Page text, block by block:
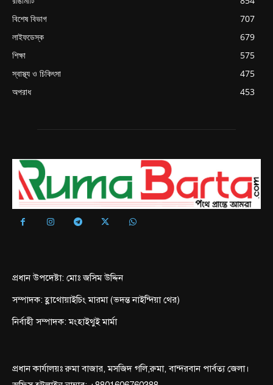
বিশেষ বিভাগ
707
লাইফডেস্ক
679
শিক্ষা
575
স্বাস্থ্য ও চিকিৎসা
475
অপরাধ
453
প্রধান উপদেষ্টা: মোঃ জসিম উদ্দিন
সম্পাদক: হ্লাথোয়াইচিং মারমা (ভদন্ত নাইন্দিয়া থের)
নির্বাহী সম্পাদক: মংহাইথুই মার্মা
প্রধান কার্যালয়ঃ রুমা বাজার, মসজিদ গলি,রুমা, বান্দরবান পার্বত্য জেলা।